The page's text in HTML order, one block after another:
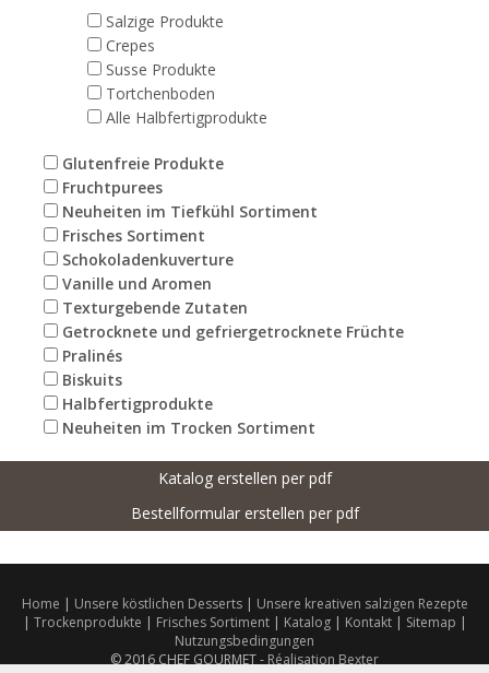
Salzige Produkte
Crepes
Susse Produkte
Tortchenboden
Alle Halbfertigprodukte
Glutenfreie Produkte
Fruchtpurees
Neuheiten im Tiefkühl Sortiment
Frisches Sortiment
Schokoladenkuverture
Vanille und Aromen
Texturgebende Zutaten
Getrocknete und gefriergetrocknete Früchte
Pralinés
Biskuits
Halbfertigprodukte
Neuheiten im Trocken Sortiment
Home | Unsere köstlichen Desserts | Unsere kreativen salzigen Rezepte
| Trockenprodukte | Frisches Sortiment | Katalog | Kontakt | Sitemap |
Nutzungsbedingungen
© 2016 CHEF GOURMET - Réalisation Bexter